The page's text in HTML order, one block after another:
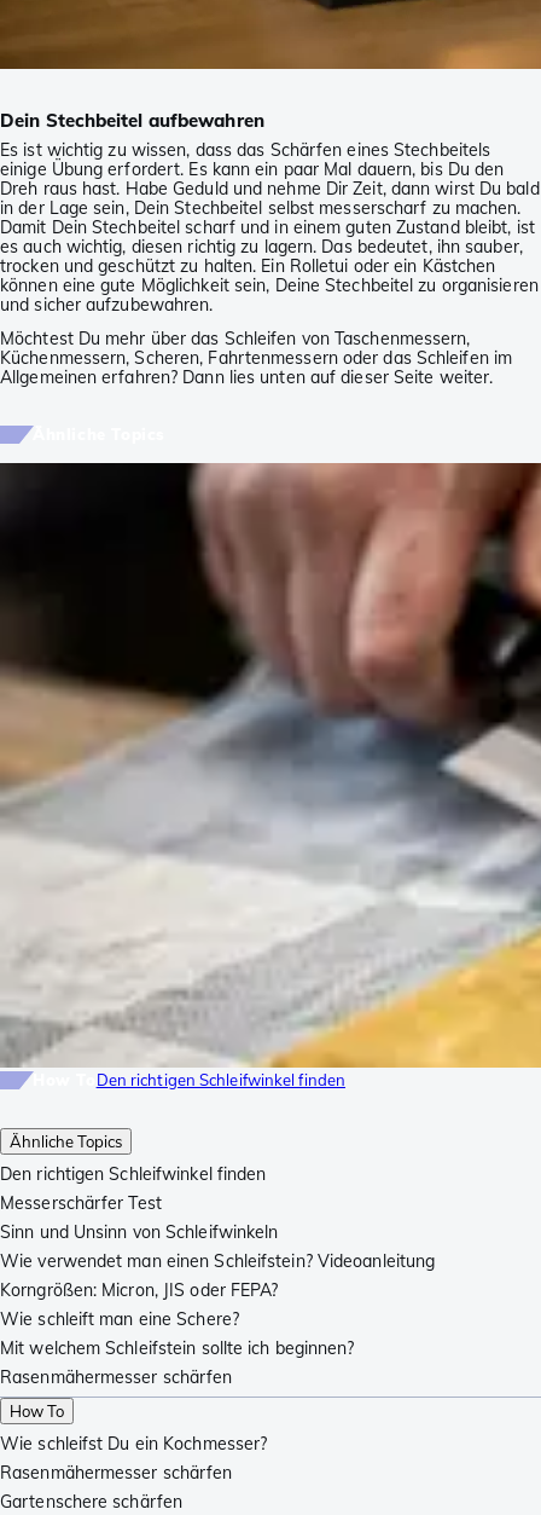
Ähnliche Topics
Den richtigen Schleifwinkel finden
Messerschärfer Test
Sinn und Unsinn von Schleifwinkeln
Wie verwendet man einen Schleifstein? Videoanleitung
Korngrößen: Micron, JIS oder FEPA?
Wie schleift man eine Schere?
Mit welchem Schleifstein sollte ich beginnen?
Rasenmähermesser schärfen
How To
Wie schleifst Du ein Kochmesser?
Rasenmähermesser schärfen
Gartenschere schärfen
Dein Stechbeitel aufbewahren
Es ist wichtig zu wissen, dass das Schärfen eines Stechbeitels
einige Übung erfordert. Es kann ein paar Mal dauern, bis Du den
Dreh raus hast. Habe Geduld und nehme Dir Zeit, dann wirst Du bald
in der Lage sein, Dein Stechbeitel selbst messerscharf zu machen.
Damit Dein Stechbeitel scharf und in einem guten Zustand bleibt, ist
es auch wichtig, diesen richtig zu lagern. Das bedeutet, ihn sauber,
trocken und geschützt zu halten. Ein Rolletui oder ein Kästchen
können eine gute Möglichkeit sein, Deine Stechbeitel zu organisieren
und sicher aufzubewahren.
Möchtest Du mehr über das Schleifen von Taschenmessern,
Küchenmessern, Scheren, Fahrtenmessern oder das Schleifen im
Allgemeinen erfahren? Dann lies unten auf dieser Seite weiter.
Den richtigen Schleifwinkel finden